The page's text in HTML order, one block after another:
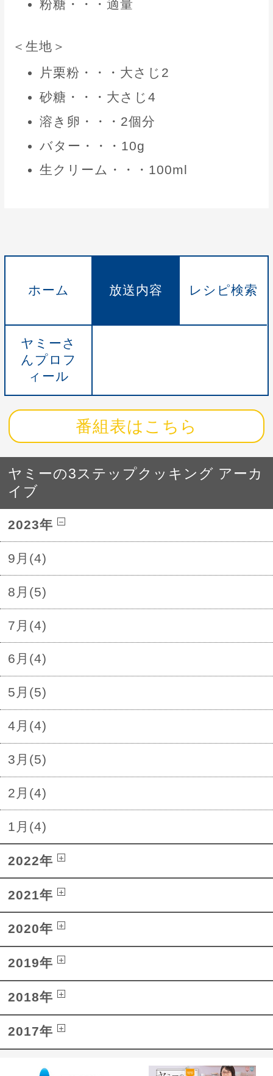
粉糖・・・適量
＜生地＞
片栗粉・・・大さじ2
砂糖・・・大さじ4
溶き卵・・・2個分
バター・・・10g
生クリーム・・・100ml
ホーム 放送内容 レシピ検索
ヤミーさ
んプロフ
ィール
番組表はこちら
ヤミーの3ステップクッキング アーカ
イブ
2023年
9月(4)
8月(5)
7月(4)
6月(4)
5月(5)
4月(4)
3月(5)
2月(4)
1月(4)
2022年
2021年
2020年
2019年
2018年
2017年